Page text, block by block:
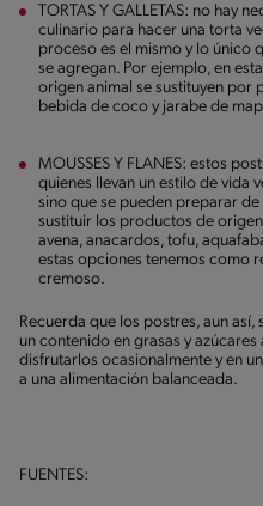
TORTAS Y GALLETAS: no hay
culinario para hacer una torta
proceso es el mismo y lo único
se agregan. Por ejemplo, en
origen animal se sustituyen por
bebida de coco y jarabe de
MOUSSES Y FLANES: estos
quienes llevan un estilo de vida
sino que se pueden preparar
sustituir los productos de
avena, anacardos, tofu,
estas opciones tenemos como
cremoso.
Recuerda que los postres, aun
un contenido en grasas y
disfrutarlos ocasionalmente y en
a una alimentación balanceada.
FUENTES: